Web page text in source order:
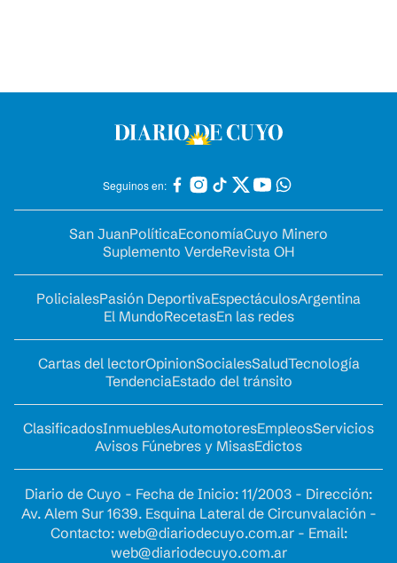
Seguinos en:
San JuanPolíticaEconomíaCuyo Minero
Suplemento VerdeRevista OH
PolicialesPasión DeportivaEspectáculosArgentina
El MundoRecetasEn las redes
Cartas del lectorOpinionSocialesSaludTecnología
TendenciaEstado del tránsito
ClasificadosInmueblesAutomotoresEmpleosServicios
Avisos Fúnebres y MisasEdictos
Diario de Cuyo - Fecha de Inicio: 11/2003 - Dirección:
Av. Alem Sur 1639. Esquina Lateral de Circunvalación -
Contacto: web@diariodecuyo.com.ar- Email:
web@diariodecuyo.com.ar